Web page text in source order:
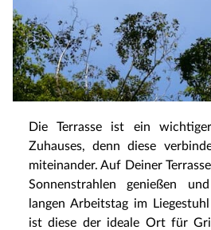
Die Terrasse ist ein
Zuhauses, denn diese
miteinander. Auf Deiner
Sonnenstrahlen genießen
langen Arbeitstag im
ist diese der ideale Ort für